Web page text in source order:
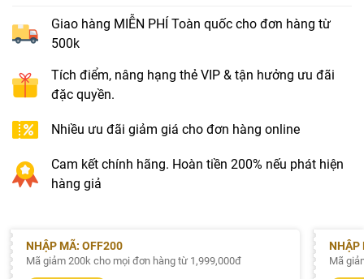
Giao hàng MIỄN PHÍ Toàn quốc cho đơn hàng từ
500k
Tích điểm, nâng hạng thẻ VIP & tận hưởng ưu đãi
đặc quyền.
Nhiều ưu đãi giảm giá cho đơn hàng online
Cam kết chính hãng. Hoàn tiền 200% nếu phát hiện
hàng giả
NHẬP MÃ: OFF200
Mã giảm 200k cho mọi đơn hàng từ 1,999,000đ
NHẬP
Mã